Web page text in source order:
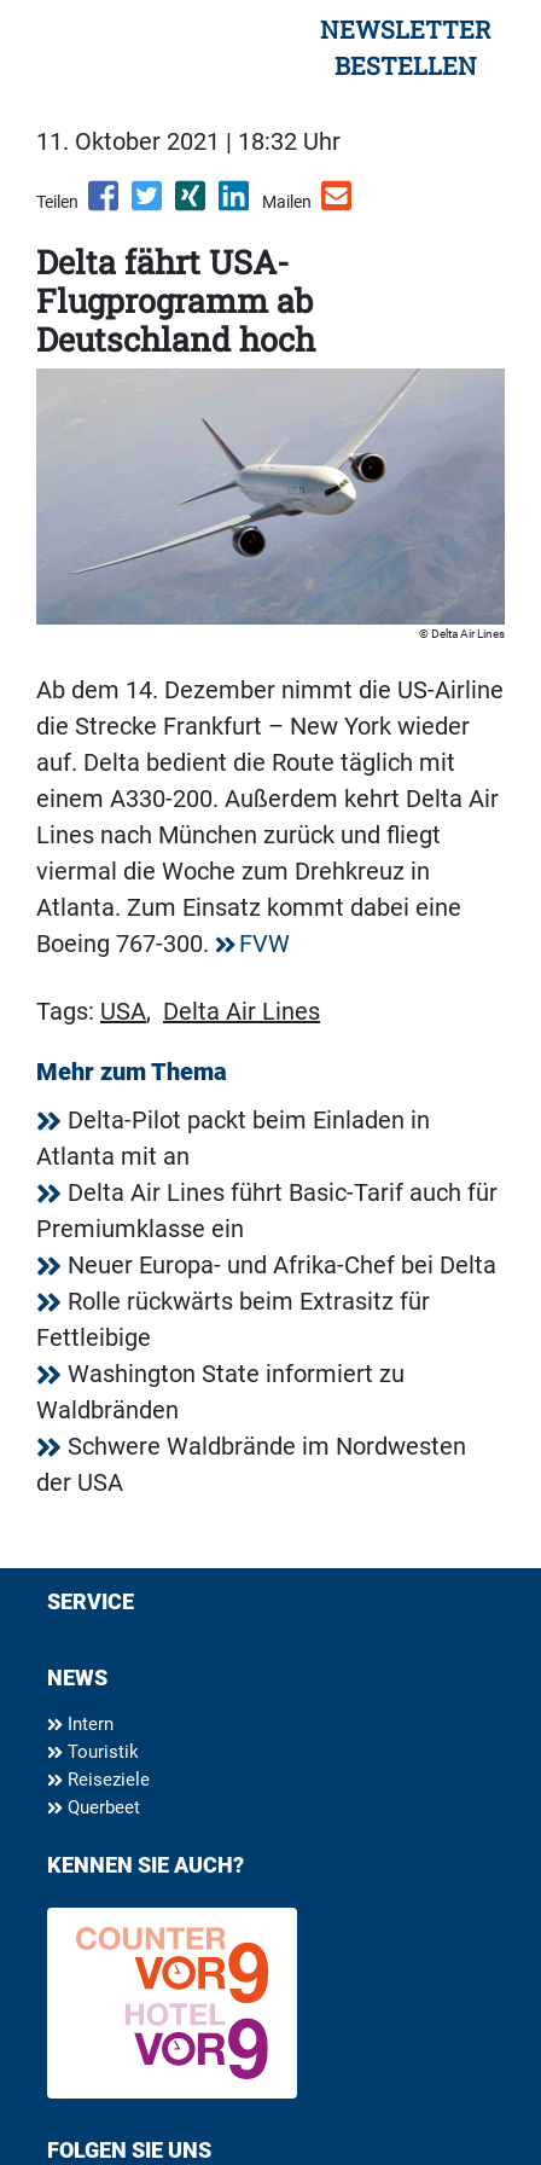
NEWSLETTER
BESTELLEN
11. Oktober 2021 | 18:32 Uhr
Teilen Mailen
Delta fährt USA-
Flugprogramm ab
Deutschland hoch
Delta Air Lines
Ab dem 14. Dezember nimmt die US-Airline
die Strecke Frankfurt – New York wieder
auf. Delta bedient die Route täglich mit
einem A330-200. Außerdem kehrt Delta Air
Lines nach München zurück und fliegt
viermal die Woche zum Drehkreuz in
Atlanta. Zum Einsatz kommt dabei eine
Boeing 767-300.
FVW
Tags: USA, Delta Air Lines
Mehr zum Thema
Delta-Pilot packt beim Einladen in
Atlanta mit an
Delta Air Lines führt Basic-Tarif auch für
Premiumklasse ein
Neuer Europa- und Afrika-Chef bei Delta
Rolle rückwärts beim Extrasitz für
Fettleibige
Washington State informiert zu
Waldbränden
Schwere Waldbrände im Nordwesten
der USA
SERVICE
NEWS
Intern
Touristik
Reiseziele
Querbeet
KENNEN SIE AUCH?
FOLGEN SIE UNS